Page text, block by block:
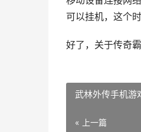
可以挂机，这个
好了，关于传奇
武林外传手机游
« 上一篇